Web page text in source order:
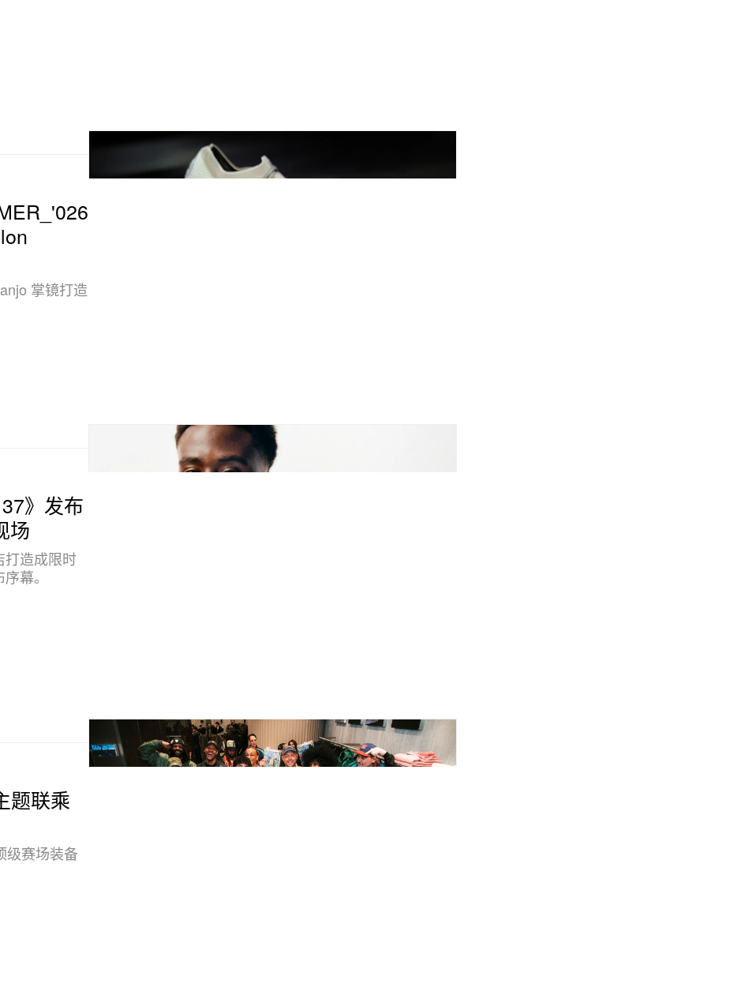
掌镜打造
》发布
场
打造成限时
幕。
题联乘
级赛场装备